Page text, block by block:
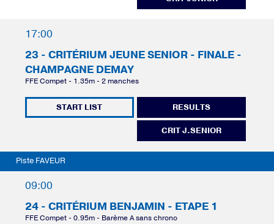
17:00
23 - CRITÉRIUM JEUNE SENIOR - FINALE -
CHAMPAGNE DEMAY
FFE Compet - 1.35m - 2 manches
START LIST RESULTS
CRIT J.SENIOR
Piste FAVEUR
09:00
24 - CRITÉRIUM BENJAMIN - ETAPE 1
FFE Compet - 0.95m - Barème A sans chrono